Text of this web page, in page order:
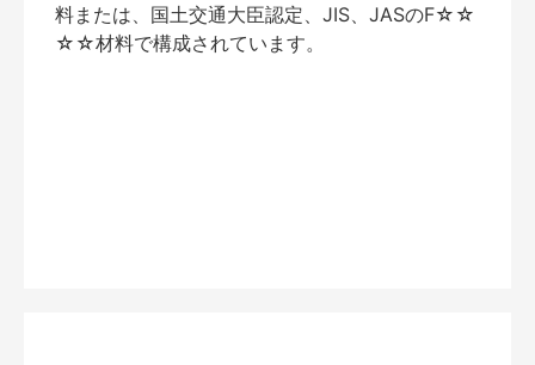
料または、国土交通大臣認定、JIS、JASのF☆☆
☆☆材料で構成されています。